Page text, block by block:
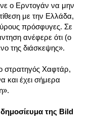
ο Ερντογάν να μην
με την Ελλάδα,
πρόσφυγες. Σε
ανέφερε ότι (ο
της διάσκεψης».
ο στρατηγός Χαφτάρ,
και έχει σήμερα
δημοσίευμα της Bild